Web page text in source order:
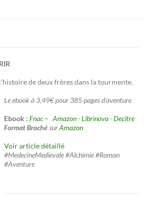
de deux frères dans la tourmente.
Le ebook à 3,49€ pour 385 pages d'aventure
Ebook : Fnac – Amazon-Librinova-Decitre
Format BrochésurAmazon
Voir article détaillé
#MedecineMedievale #Alchimie #Roman
#Aventure